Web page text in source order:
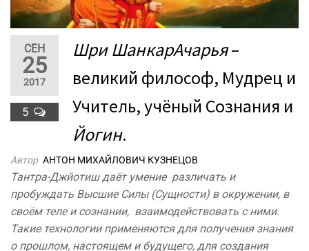
СЕН
25
2017
5
Шри ШанкарАчарья–
великий философ, Мудрец и
Учитель, учёный Сознания и
Йогин.
Автор АНТОН МИХАЙЛОВИЧ КУЗНЕЦОВ
Тантра-Джйотиш даёт умение различать и
пробуждать Высшие Силы (Сущности) в окружении, в
своём теле и сознании, взаимодействовать с ними.
Такие технологии применяются для получения знания
о прошлом, настоящем и будущего, для создания